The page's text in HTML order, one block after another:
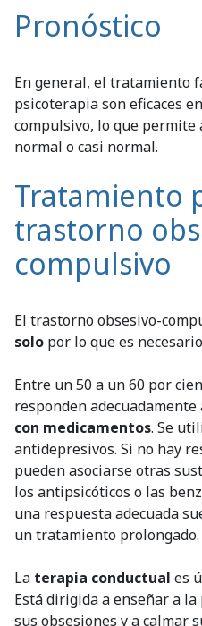
Pronóstico
En general, el tratamiento
psicoterapia son eficaces
compulsivo, lo que
normal o casi normal.
Tratamiento
trastorno
compulsivo
El trastorno obsesivo-
solo por lo que es
Entre un 50 a un 60 por
responden adecuadamente
con medicamentos. Se
antidepresivos. Si no hay
pueden asociarse otras
los antipsicóticos o las
una respuesta adecuada
un tratamiento prolongado.
La terapia conductual es
Está dirigida a enseñar a
sus obsesiones y a calmar